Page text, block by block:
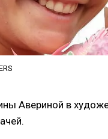
Авериной в